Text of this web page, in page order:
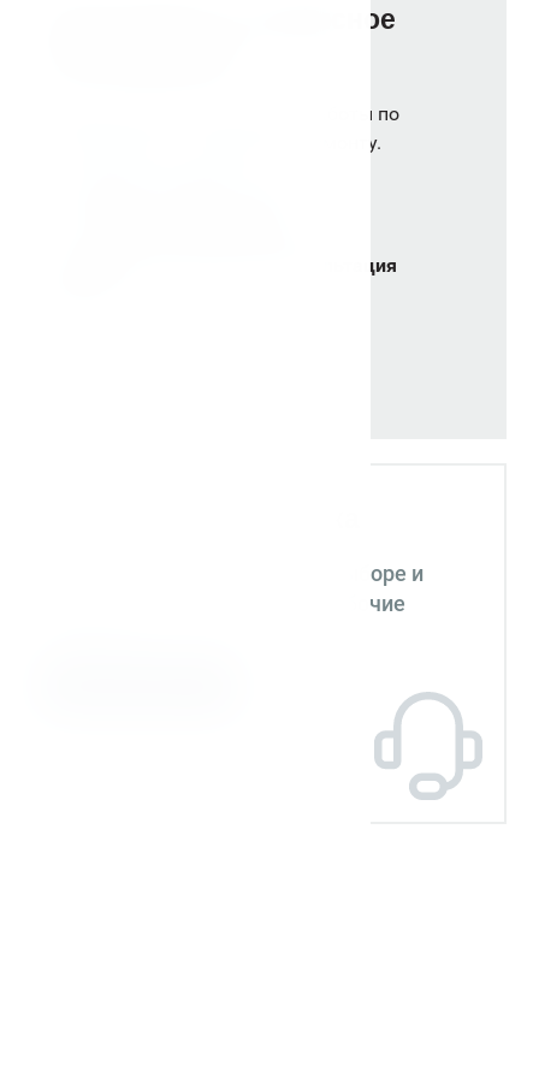
Гарантийное и сервисное
Сервисный центр выполняет работы по
гарантийному и сервисному ремонту.
Удаленная бесплатная консультация
Помогаем на всех этапах: в выборе и
внедрении оборудования в рабочие